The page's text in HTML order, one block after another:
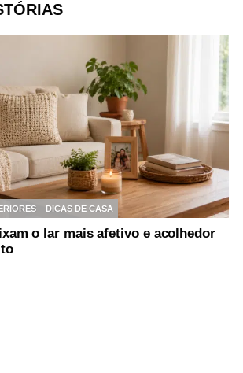
DICAS DE CASA
o lar mais afetivo e acolhedor